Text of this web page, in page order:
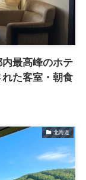
内最高峰のホテ
た客室・朝食
北海道